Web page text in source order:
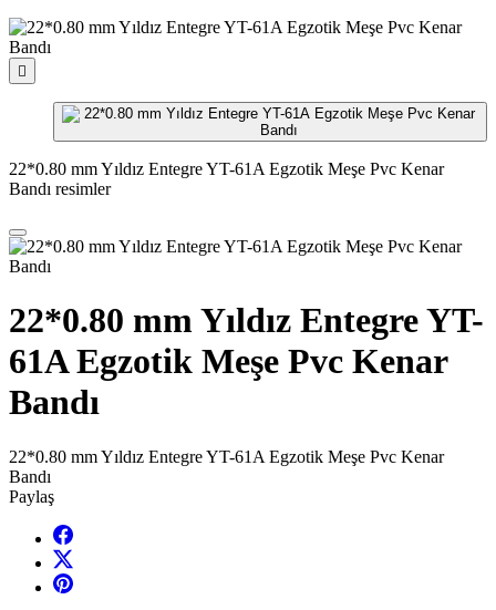

22*0.80 mm Yıldız Entegre YT-61A Egzotik Meşe Pvc Kenar
Bandı resimler
22*0.80 mm Yıldız Entegre YT-
61A Egzotik Meşe Pvc Kenar
Bandı
22*0.80 mm Yıldız Entegre YT-61A Egzotik Meşe Pvc Kenar
Bandı
Paylaş